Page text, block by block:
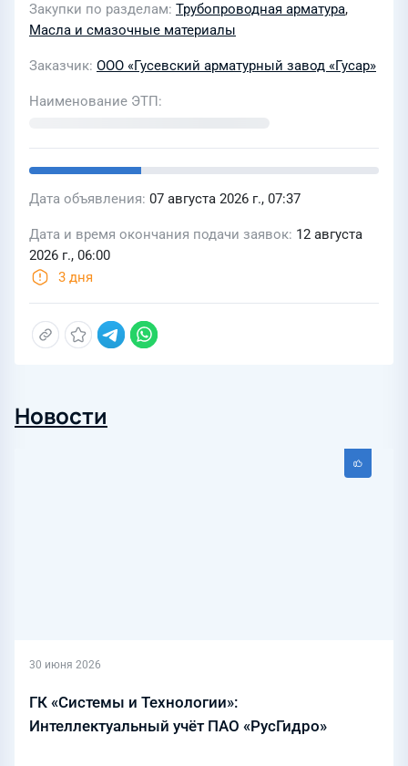
Закупки по разделам Трубопроводная арматура,
Масла и смазочные материалы
Заказчик ООО «Гусевский арматурный завод «Гусар»
Наименование ЭТП
Дата объявления 07 августа 2026 г., 07:37
Дата и время окончания подачи заявок 12 августа
2026 г., 06:00
3 дня
Новости
30 июня 2026
ГК «Системы и Технологии»:
Интеллектуальный учёт ПАО «РусГидро»